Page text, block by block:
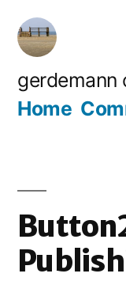
Zum
Inhalt
springen
gerdemann
Home